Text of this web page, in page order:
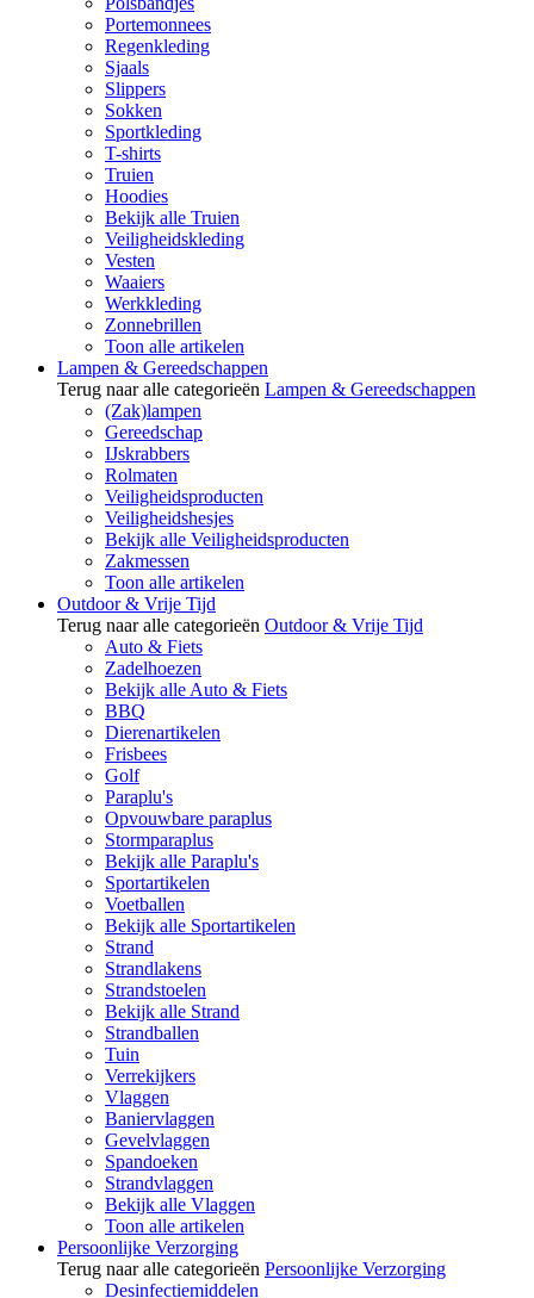
Portemonnees
Regenkleding
Sjaals
Slippers
Sokken
Sportkleding
T-shirts
Truien
Hoodies
Bekijk alle Truien
Veiligheidskleding
Vesten
Waaiers
Werkkleding
Zonnebrillen
Toon alle artikelen
Lampen & Gereedschappen
Terug naar alle categorieën Lampen & Gereedschappen
(Zak)lampen
Gereedschap
IJskrabbers
Rolmaten
Veiligheidsproducten
Veiligheidshesjes
Bekijk alle Veiligheidsproducten
Zakmessen
Toon alle artikelen
Outdoor & Vrije Tijd
Terug naar alle categorieën Outdoor & Vrije Tijd
Auto & Fiets
Zadelhoezen
Bekijk alle Auto & Fiets
BBQ
Dierenartikelen
Frisbees
Golf
Paraplu's
Opvouwbare paraplus
Stormparaplus
Bekijk alle Paraplu's
Sportartikelen
Voetballen
Bekijk alle Sportartikelen
Strand
Strandlakens
Strandstoelen
Bekijk alle Strand
Strandballen
Tuin
Verrekijkers
Vlaggen
Baniervlaggen
Gevelvlaggen
Spandoeken
Strandvlaggen
Bekijk alle Vlaggen
Toon alle artikelen
Persoonlijke Verzorging
Terug naar alle categorieën Persoonlijke Verzorging
Desinfectiemiddelen